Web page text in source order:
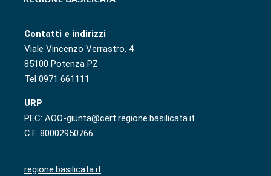
Contatti e indirizzi
Viale Vincenzo Verrastro, 4
85100 Potenza PZ
Tel 0971 661111
URP
PEC: AOO-giunta@cert.regione.basilicata.it
C.F. 80002950766
regione.basilicata.it